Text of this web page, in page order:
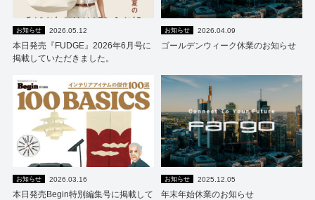
お知らせ 2026.05.12
本日発売『FUDGE』2026年6月号に
掲載していただきました。
お知らせ 2026.04.09
ゴールデンウィーク休業のお知らせ
お知らせ 2026.03.16
本日発売Begin特別編集号に掲載して
お知らせ 2025.12.05
年末年始休業のお知らせ